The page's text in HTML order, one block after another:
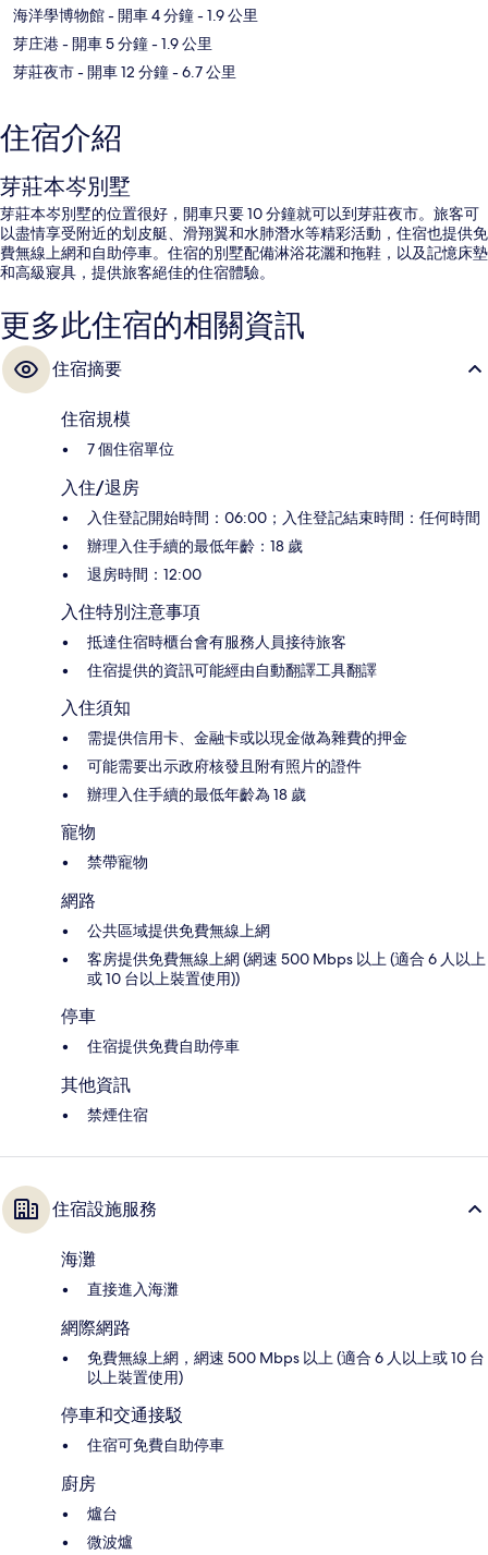
海洋學博物館- 開車 4 分鐘- 1.9 公里
芽庄港- 開車 5 分鐘- 1.9 公里
芽莊夜市- 開車 12 分鐘- 6.7 公里
住宿介紹
芽莊本岑別墅
芽莊本岑別墅的位置很好，開車只要 10 分鐘就可以到芽莊夜市。旅客可
以盡情享受附近的划皮艇、滑翔翼和水肺潛水等精彩活動，住宿也提供免
費無線上網和自助停車。住宿的別墅配備淋浴花灑和拖鞋，以及記憶床墊
和高級寢具，提供旅客絕佳的住宿體驗。
更多此住宿的相關資訊
住宿摘要
住宿規模
7 個住宿單位
入住/退房
入住登記開始時間：06:00；入住登記結束時間：任何時間
辦理入住手續的最低年齡：18 歲
退房時間：12:00
入住特別注意事項
抵達住宿時櫃台會有服務人員接待旅客
住宿提供的資訊可能經由自動翻譯工具翻譯
入住須知
需提供信用卡、金融卡或以現金做為雜費的押金
可能需要出示政府核發且附有照片的證件
辦理入住手續的最低年齡為 18 歲
寵物
禁帶寵物
網路
公共區域提供免費無線上網
客房提供免費無線上網 (網速 500 Mbps 以上 (適合 6 人以上
或 10 台以上裝置使用))
停車
住宿提供免費自助停車
其他資訊
禁煙住宿
住宿設施服務
海灘
直接進入海灘
網際網路
免費無線上網，網速 500 Mbps 以上 (適合 6 人以上或 10 台
以上裝置使用)
停車和交通接駁
住宿可免費自助停車
廚房
爐台
微波爐